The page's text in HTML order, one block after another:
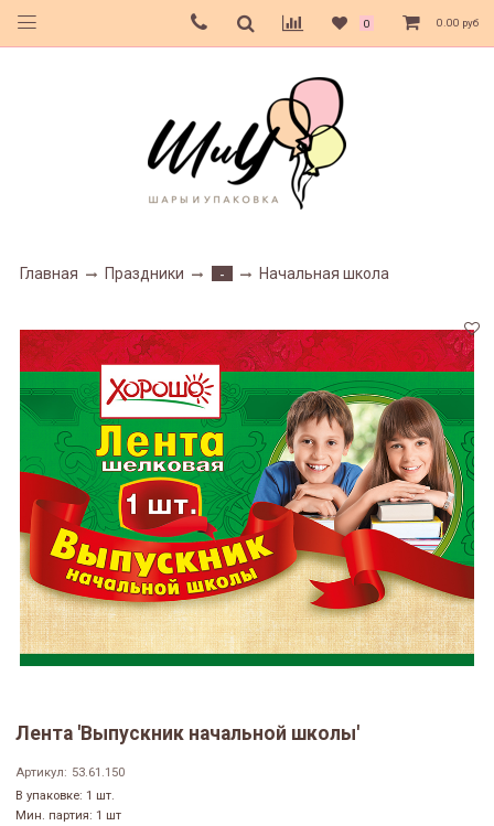
0 0.00 руб
Главная Праздники - Начальная школа
Лента 'Выпускник начальной школы'
Артикул: 53.61.150
В упаковке: 1 шт.
Мин. партия: 1 шт